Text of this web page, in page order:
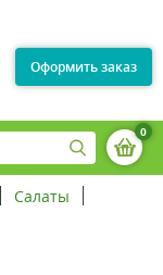
Оформить заказ
0
Салаты